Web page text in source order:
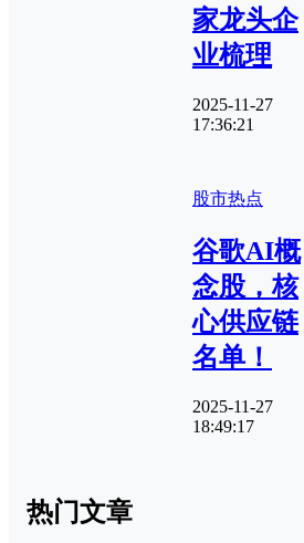
家龙头企
业梳理
2025-11-27
17:36:21
股市热点
谷歌AI概
念股，核
心供应链
名单！
2025-11-27
18:49:17
热门文章